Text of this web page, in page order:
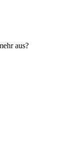
aus?